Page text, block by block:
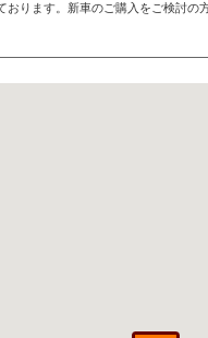
ります。新車のご購入をご検討の